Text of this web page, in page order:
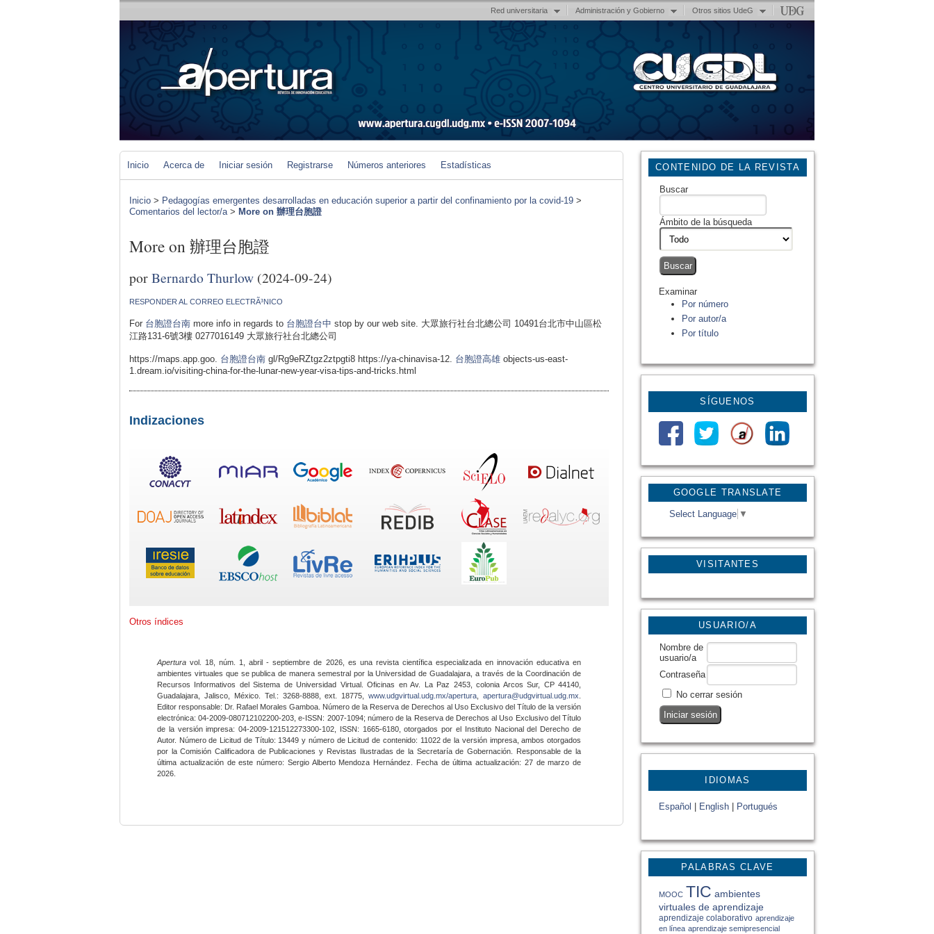
Red universitaria Administración y Gobierno Otros sitios UdeG
GOOGLE TRANSLATE
Select Language ▼
VISITANTES
CONTENIDO DE LA REVISTA
Buscar
Ámbito de la búsqueda
Examinar
Por número
Por autor/a
Por título
SÍGUENOS
USUARIO/A
Nombre de
usuario/a
Contraseña
No cerrar sesión
IDIOMAS
Español English Portugués
PALABRAS CLAVE
MOOC TIC ambientes
virtuales de aprendizaje
aprendizaje colaborativo aprendizaje
en línea aprendizaje semipresencial
Inicio Acerca de Iniciar sesión Registrarse Números anteriores Estadísticas
Inicio > Pedagogías emergentes desarrolladas en educación superior a partir del confinamiento por la covid-19 >
Comentarios del lector/a> More on 辦理台胞證
More on 辦理台胞證
porBernardo Thurlow (2024-09-24)
RESPONDER AL CORREO ELECTRÃ³NICO
For 台胞證台南 more info in regards to 台胞證台中 stop by our web site. 大眾旅行社台北總公司 10491台北市中山區松
江路131-6號3樓 0277016149 大眾旅行社台北總公司
https://maps.app.goo. 台胞證台南 gl/Rg9eRZtgz2ztpgti8 https://ya-chinavisa-12. 台胞證高雄 objects-us-east-
1.dream.io/visiting-china-for-the-lunar-new-year-visa-tips-and-tricks.html
Indizaciones
Otros índices
Apertura vol. 18, núm. 1, abril - septiembre de 2026, es una revista científica especializada en innovación educativa en
ambientes virtuales que se publica de manera semestral por la Universidad de Guadalajara, a través de la Coordinación de
Recursos Informativos del Sistema de Universidad Virtual. Oficinas en Av. La Paz 2453, colonia Arcos Sur, CP 44140,
Guadalajara, Jalisco, México. Tel.: 3268-8888, ext. 18775,www.udgvirtual.udg.mx/apertura apertura@udgvirtual.udg.mx
Editor responsable: Dr. Rafael Morales Gamboa. Número de la Reserva de Derechos al Uso Exclusivo del Título de la versión
electrónica: 04-2009-080712102200-203, e-ISSN: 2007-1094; número de la Reserva de Derechos al Uso Exclusivo del Título
de la versión impresa: 04-2009-121512273300-102, ISSN: 1665-6180, otorgados por el Instituto Nacional del Derecho de
Autor. Número de Licitud de Título: 13449 y número de Licitud de contenido: 11022 de la versión impresa, ambos otorgados
por la Comisión Calificadora de Publicaciones y Revistas Ilustradas de la Secretaría de Gobernación. Responsable de la
última actualización de este número: Sergio Alberto Mendoza Hernández. Fecha de última actualización: 27 de marzo de
2026.